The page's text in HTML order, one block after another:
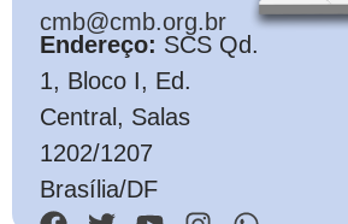
cmb@cmb.org.br
Endereço: SCS Qd.
1, Bloco I, Ed.
Central, Salas
1202/1207
Brasília/DF